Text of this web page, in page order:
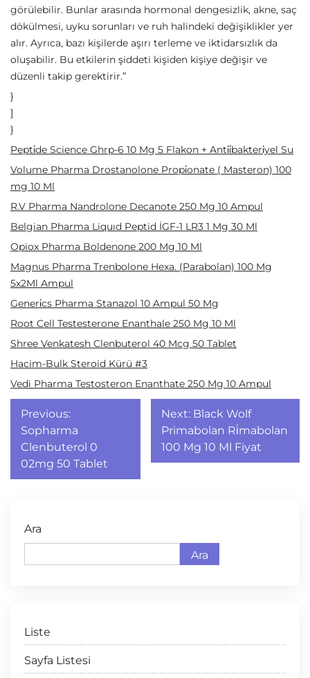
görülebilir. Bunlar arasında hormonal dengesizlik, akne, saç
dökülmesi, uyku sorunları ve ruh halindeki değişiklikler yer
alır. Ayrıca, bazı kişilerde aşırı terleme ve iktidarsızlık da
oluşabilir. Bu etkilerin şiddeti kişiden kişiye değişir ve
düzenli takip gerektirir.”
}
]
}
Pepti̇de Science Ghrp-6 10 Mg 5 Flakon + Anti̇i̇bakteri̇yel Su
Volume Pharma Drostanolone Propi̇onate ( Masteron) 100
mg 10 Ml
R.V Pharma Nandrolone Decanote 250 Mg 10 Ampul
Belgian Pharma Liquıd Peptid İGF-1 LR3 1 Mg 30 Ml
Opiox Pharma Boldenone 200 Mg 10 Ml
Magnus Pharma Trenbolone Hexa. (Parabolan) 100 Mg
5x2Ml Ampul
Generi̇cs Pharma Stanazol 10 Ampul 50 Mg
Root Cell Testesterone Enanthale 250 Mg 10 Ml
Shree Venkatesh Clenbuterol 40 Mcg 50 Tablet
Hacim-Bulk Steroid Kürü #3
Vedi Pharma Testosteron Enanthate 250 Mg 10 Ampul
Yazı
gezinmesi
Previous:
Sopharma
Clenbuterol 0
02mg 50 Tablet
Next: Black Wolf
Primabolan Ri̇mabolan
100 Mg 10 Ml Fiyat
Ara
Ara
Liste
Sayfa Listesi